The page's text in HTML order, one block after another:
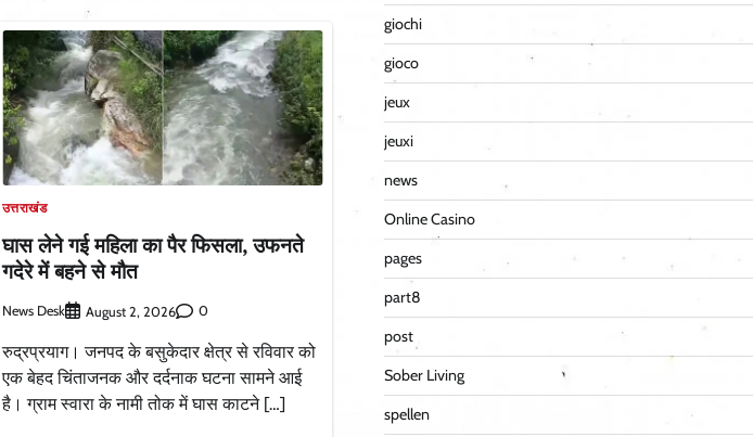
उत्तराखंड
घास लेने गई महिला का पैर फिसला, उफनते
गदेरे में बहने से मौत
News Desk August 2, 2026 0
रुद्रप्रयाग। जनपद के बसुकेदार क्षेत्र से रविवार को
एक बेहद चिंताजनक और दर्दनाक घटना सामने आई
है। ग्राम स्वारा के नामी तोक में घास काटने […]
giochi
gioco
jeux
jeuxi
news
Online Casino
pages
part8
post
Sober Living
spellen